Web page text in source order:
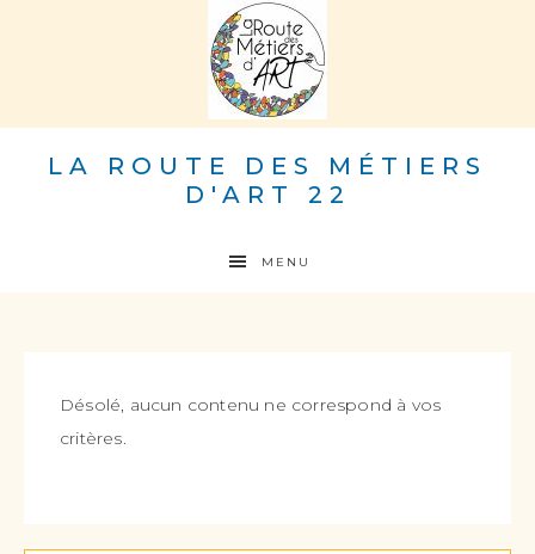
LA ROUTE DES MÉTIERS
D'ART 22
MENU
Désolé, aucun contenu ne correspond à vos
critères.